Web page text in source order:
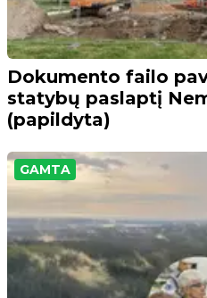
Dokumento failo
statybų paslaptį
(papildyta)
GAMTA